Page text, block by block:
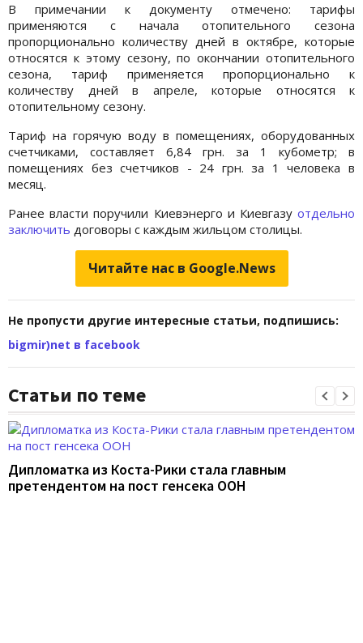
В примечании к документу отмечено: тарифы
применяются с начала отопительного сезона
пропорционально количеству дней в октябре, которые
относятся к этому сезону, по окончании отопительного
сезона, тариф применяется пропорционально к
количеству дней в апреле, которые относятся к
отопительному сезону.
Тариф на горячую воду в помещениях, оборудованных
счетчиками, составляет 6,84 грн. за 1 кубометр; в
помещениях без счетчиков - 24 грн. за 1 человека в
месяц.
Ранее власти поручили Киевэнерго и Киевгазу отдельно
заключить договоры с каждым жильцом столицы.
Читайте нас в Google.News
Не пропусти другие интересные статьи, подпишись:
bigmir)net в facebook
Статьи по теме
Дипломатка из Коста-Рики стала главным
претендентом на пост генсека ООН